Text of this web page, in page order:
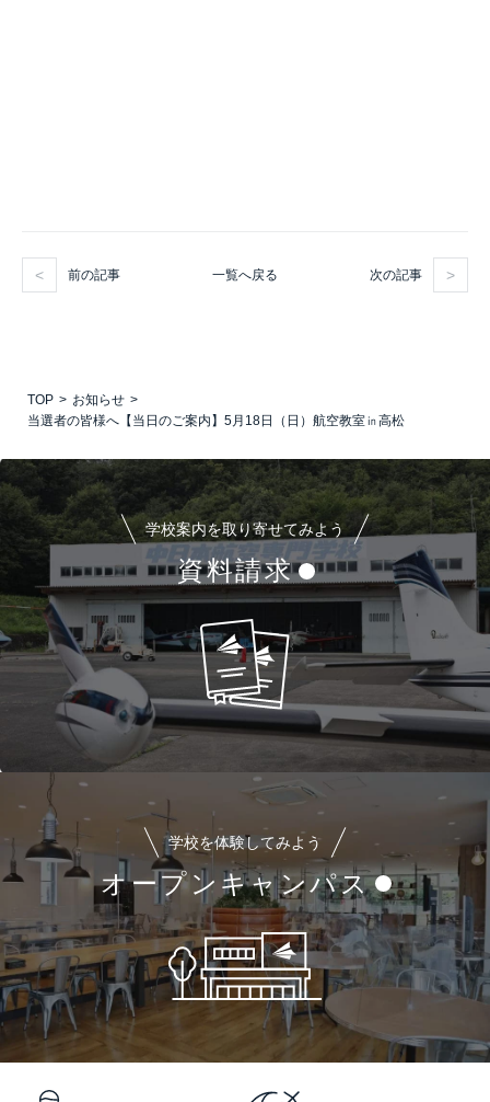
前の記事 一覧へ戻る 次の記事
TOP
お知らせ
当選者の皆様へ【当日のご案内】5月18日（日）航空教室㏌高松
学校案内を取り寄せてみよう
資料請求
学校を体験してみよう
オープンキャンパス